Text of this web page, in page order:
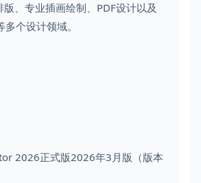
、专业插画绘制、PDF设计以及
个设计领域。
2026正式版2026年3月版（版本